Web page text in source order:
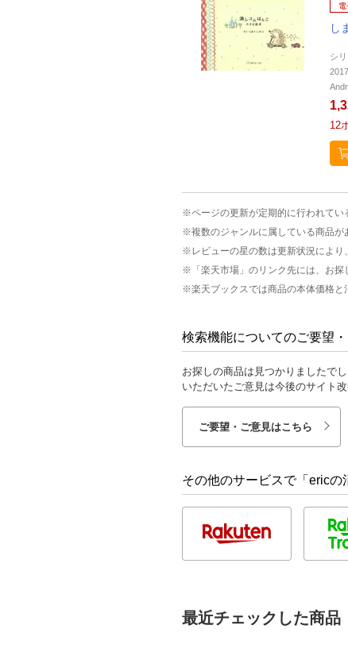
電
し
シリ
12
※ページの更新が定期的に行われてい
※複数のジャンルに属している商品が
※レビューの星の数は更新状況により
※「楽天市場」のリンク先には、お探
※楽天ブックスでは商品の本体価格と
検索機能についてのご要望
お探しの商品は見つかりましたで
いただいたご意見は今後のサイト
ご要望・ご意見はこちら
その他のサービスで「ericの
最近チェックした商品